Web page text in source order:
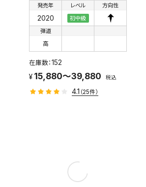
発売年
2020
レベル
初中級
方向性
弾道
高
152
15,880～39,880 税込
4.1 （25件）